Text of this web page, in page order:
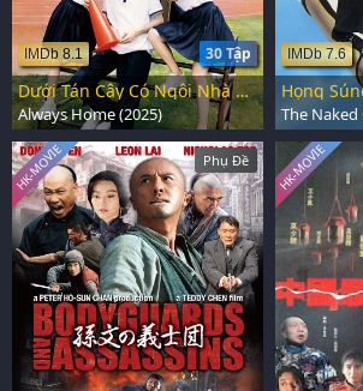
30 Tập
IMDb 8.1
Dưới Tán Cây Có Ngôi Nhà Mái Đỏ
Always Home (2025)
IMDb 7.6
Phụ Đề
HK-MOVIE HK-MOVIE